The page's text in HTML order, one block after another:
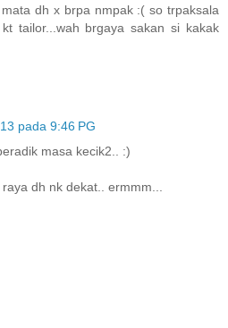
dh x brpa nmpak :( so trpaksala
tailor...wah brgaya sakan si kakak
pada 9:46 PG
masa kecik2.. :)
dh nk dekat.. ermmm...